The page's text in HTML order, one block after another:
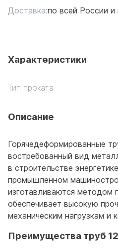
Доставка:по всей России
Характеристики
Тип проката
Описание
Горячедеформированные
востребованный вид
в строительстве
промышленном
изготавливаются методом
обеспечивает высокую
механическим нагрузкам и
Преимущества труб